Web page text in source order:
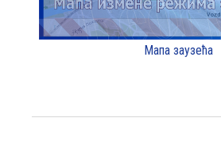
Мапа заузећа